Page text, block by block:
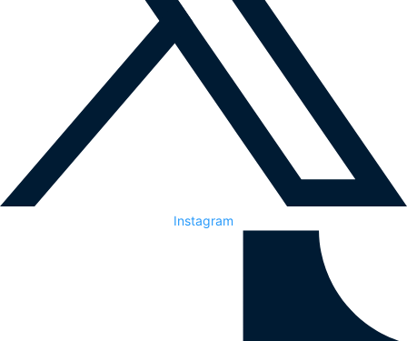
Instagram